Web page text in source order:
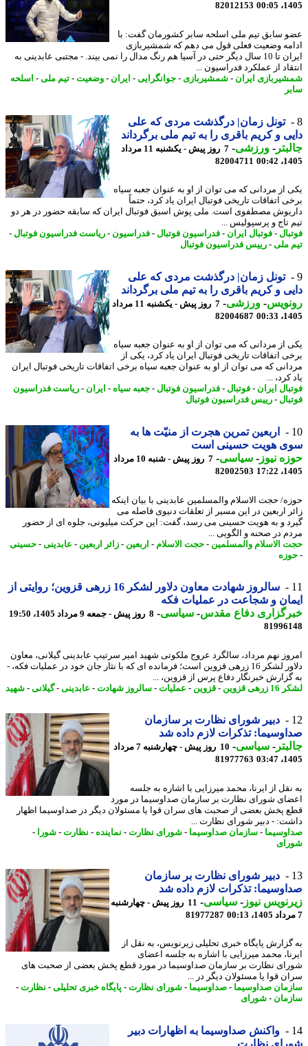
82012153
سابق تیم ملی اسلحه سابر کشورمان گفت: با
وضعیت فعلی قول می دهم که شمشیربازی
ایران تا 10 سال دیگر حتی در آسیا هم رنگ مدال را نمی بیند. - مجتبی عابدینی به
از عملکرد فدراسیون ...
ایران - شمشیربازی - جوانگرایی- ایران - وضعیت-تیم ملی -اسلحه
تونل زمان| درگذشت مردی که علی
و کریم باقری را به تیم ملی برگرداند
-ورزشی-
7 روز پیش - یکشنبه 11 مرداد
82004711
از مردانی که می توان از او به عنوان جعبه سیاه
اتفاقات تاریخی فوتبال ایران یاد کرد، حتماً
مصطفوی است. ملی پوش اسبق فوتبال ایران که سابقه حضور در هر دو
تاج و پرسپولیس ...
-فوتبال ایران - فدراسیون فوتبال-فدراسیون-ریاست فدراسیون فوتبال-
ملی -رییس فدراسیون فوتبال
تونل زمان| درگذشت مردی که علی
و کریم باقری را به تیم ملی برگرداند
-ورزشی-
7 روز پیش - یکشنبه 11 مرداد
82004687
از مردانی که می توان از او به عنوان جعبه سیاه
اتفاقات تاریخی فوتبال ایران یاد کرد، یکی از
که می توان از او به عنوان جعبه سیاه برخی اتفاقات تاریخی فوتبال ایران
کرد، ...
ایران - فوتبال-فدراسیون فوتبال-جعبه سیاه-ایران -
ریاست فدراسیون
-رییس فدراسیون فوتبال
اربعین تمرین هجرت از منیّت ها به
هویت حسینی است
نیوز-سیاسی-
7 روز پیش - شنبه 10 مرداد
82002503
حجت الاسلام والمسلمین عابدینی با بیان اینکه
اربعین در این مسیر از تعلقات دنیوی فاصله می
و به هویت حسینی می رسد، گفت: این حرکت میلیونی، جلوه ای از حضور
در صحنه و الگویی ...
الاسلام والمسلمین-حجت الاسلام-اربعین -زائر اربعین -عابدینی-حسینی
سالروز شهادت معاون دلاور لشکر 16 زرهی قزوین؛ روایتی از
و شجاعت در عملیات فکه
دفاع مقدس-سیاسی-8 روز پیش - جمعه 9 مرداد 1405، 19:50
نهم مرداد، سالگرد عروج ملکوتی شهید امیر سرتیپ عابدینی گیلانی، معاون
دلاور لشکر 16 زرهی قزوین است؛ فرمانده ای که با نثار جان خود در عملیات فکه، -
خبرنگار دفاع پرس از قزوین، ...
قزوین
-قزوین -عملیات-سالروز شهادت-عابدینی-گیلانی-شهید
دبیر شورای نظارت بر سازمان
تذکرات لازم داده شد
-سیاسی-
10 روز پیش - چهارشنبه 7 مرداد
81977763
از ایرنا، محمد میرزایی با اشاره به جلسه
شورای نظارت بر سازمان صداوسیما در مورد
پخش بعضی از صحبت های سران قوا یا مسئولان دیگر در صداوسیما اظهار
- دبیر شورای نظارت ...
-سازمان صداوسیما-شورای نظارت- نماینده-نظارت- شورا-
دبیر شورای نظارت بر سازمان
تذکرات لازم داده شد
نیوز-سیاسی-
11 روز پیش - چهارشنبه
81977287
پایگاه خبری تحلیلی زیرنویس، به نقل از
محمد میرزایی با اشاره به جلسه اعضای
نظارت بر سازمان صداوسیما در مورد قطع پخش بعضی از صحبت های
قوا یا مسئولان دیگر در ...
صداوسیما-صداوسیما-شورای نظارت- پایگاه خبری تحلیلی-نظارت-
-شورای
واکنش صداوسیما به اظهارات دبیر
نظارت